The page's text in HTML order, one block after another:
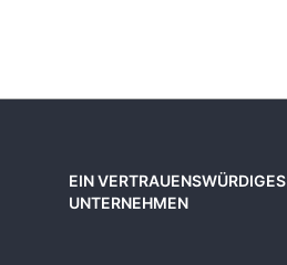
EIN VERTRAUENSWÜRDIGES
UNTERNEHMEN